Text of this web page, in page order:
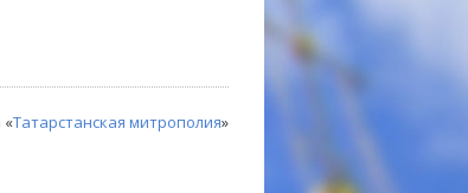
«Татарстанская митрополия»